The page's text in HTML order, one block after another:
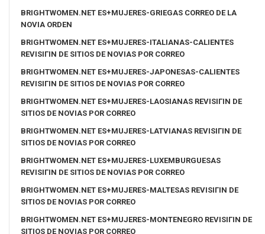
BRIGHTWOMEN.NET ES+MUJERES-GRIEGAS CORREO DE LA
NOVIA ORDEN
BRIGHTWOMEN.NET ES+MUJERES-ITALIANAS-CALIENTES
REVISIГІN DE SITIOS DE NOVIAS POR CORREO
BRIGHTWOMEN.NET ES+MUJERES-JAPONESAS-CALIENTES
REVISIГІN DE SITIOS DE NOVIAS POR CORREO
BRIGHTWOMEN.NET ES+MUJERES-LAOSIANAS REVISIГІN DE
SITIOS DE NOVIAS POR CORREO
BRIGHTWOMEN.NET ES+MUJERES-LATVIANAS REVISIГІN DE
SITIOS DE NOVIAS POR CORREO
BRIGHTWOMEN.NET ES+MUJERES-LUXEMBURGUESAS
REVISIГІN DE SITIOS DE NOVIAS POR CORREO
BRIGHTWOMEN.NET ES+MUJERES-MALTESAS REVISIГІN DE
SITIOS DE NOVIAS POR CORREO
BRIGHTWOMEN.NET ES+MUJERES-MONTENEGRO REVISIГІN DE
SITIOS DE NOVIAS POR CORREO